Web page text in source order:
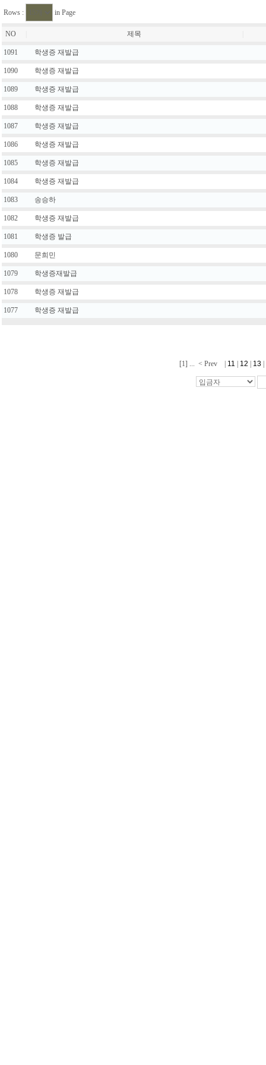
Rows : in Page
NO 제목
1091 학생증 재발급
1090 학생증 재발급
1089 학생증 재발급
1088 학생증 재발급
1087 학생증 재발급
1086 학생증 재발급
1085 학생증 재발급
1084 학생증 재발급
1083 송승하
1082 학생증 재발급
1081 학생증 발급
1080 문희민
1079 학생증재발급
1078 학생증 재발급
1077 학생증 재발급
[1] ... < Prev| 11 12 13|